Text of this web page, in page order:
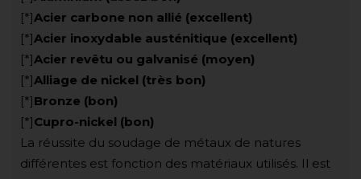
[*]Acier carbone non allié (excellent)
[*]Acier inoxydable austénitique (excellent)
[*]Acier revêtu ou galvanisé (moyen)
[*]Alliage de nickel (très bon)
[*]Bronze (bon)
[*]Cupro-nickel (bon)
La réussite du soudage de métaux de natures
différentes est fonction des matériaux utilisés. Il est